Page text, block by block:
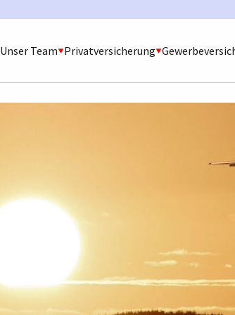
Unser Team Privatversicherung